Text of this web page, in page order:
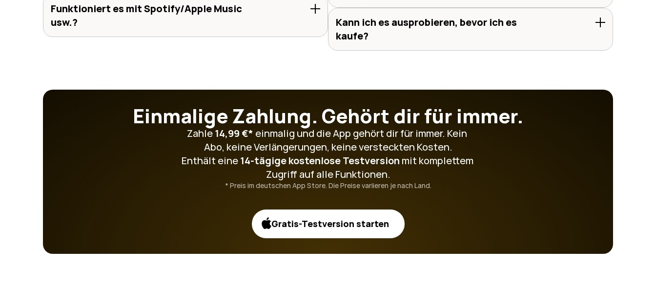
Funktioniert es mit Spotify/Apple Music
usw.?
Kann ich es ausprobieren, bevor ich es
kaufe?
Einmalige Zahlung. Gehört dir für immer.
Zahle 14,99 €* einmalig und die App gehört dir für immer. Kein
Abo, keine Verlängerungen, keine versteckten Kosten.
Enthält eine 14-tägige kostenlose Testversion mit komplettem
Zugriff auf alle Funktionen.
* Preis im deutschen App Store. Die Preise variieren je nach Land.
Gratis-Testversion starten